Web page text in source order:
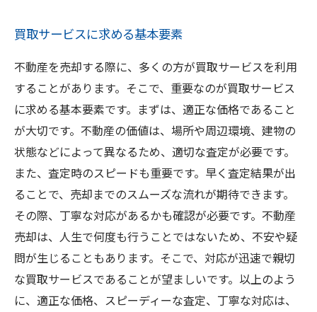
買取サービスに求める基本要素
不動産を売却する際に、多くの方が買取サービスを利用
することがあります。そこで、重要なのが買取サービス
に求める基本要素です。まずは、適正な価格であること
が大切です。不動産の価値は、場所や周辺環境、建物の
状態などによって異なるため、適切な査定が必要です。
また、査定時のスピードも重要です。早く査定結果が出
ることで、売却までのスムーズな流れが期待できます。
その際、丁寧な対応があるかも確認が必要です。不動産
売却は、人生で何度も行うことではないため、不安や疑
問が生じることもあります。そこで、対応が迅速で親切
な買取サービスであることが望ましいです。以上のよう
に、適正な価格、スピーディーな査定、丁寧な対応は、